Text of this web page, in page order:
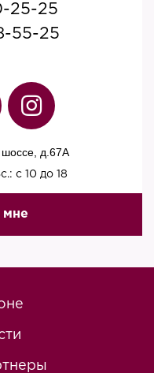
25-25
55-25
шоссе, д.67A
с 10 до 18
мне